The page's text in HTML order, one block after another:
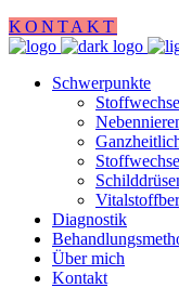
KONTAKT
Schwerpunkte
Diagnostik
Über mich
Kontakt